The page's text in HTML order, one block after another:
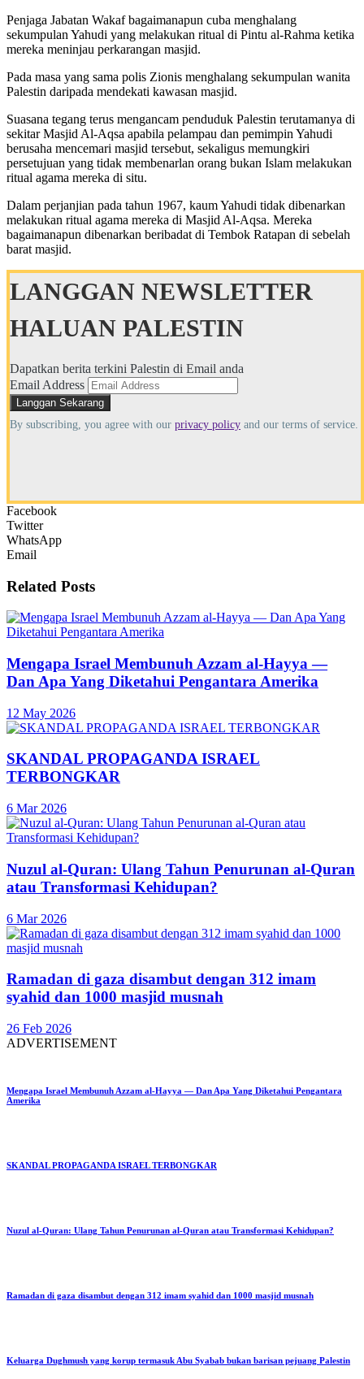
Penjaga Jabatan Wakaf bagaimanapun cuba menghalang
sekumpulan Yahudi yang melakukan ritual di Pintu al-Rahma ketika
mereka meninjau perkarangan masjid.
Pada masa yang sama polis Zionis menghalang sekumpulan wanita
Palestin daripada mendekati kawasan masjid.
Suasana tegang terus mengancam penduduk Palestin terutamanya di
sekitar Masjid Al-Aqsa apabila pelampau dan pemimpin Yahudi
berusaha mencemari masjid tersebut, sekaligus memungkiri
persetujuan yang tidak membenarlan orang bukan Islam melakukan
ritual agama mereka di situ.
Dalam perjanjian pada tahun 1967, kaum Yahudi tidak dibenarkan
melakukan ritual agama mereka di Masjid Al-Aqsa. Mereka
bagaimanapun dibenarkan beribadat di Tembok Ratapan di sebelah
barat masjid.
LANGGAN NEWSLETTER
HALUAN PALESTIN
Dapatkan berita terkini Palestin di Email anda
Email Address
By subscribing, you agree with our privacy policy and our terms of service.
Facebook
Twitter
WhatsApp
Email
Related Posts
Mengapa Israel Membunuh Azzam al-Hayya —
Dan Apa Yang Diketahui Pengantara Amerika
12 May 2026
SKANDAL PROPAGANDA ISRAEL
TERBONGKAR
6 Mar 2026
Nuzul al-Quran: Ulang Tahun Penurunan al-Quran
atau Transformasi Kehidupan?
6 Mar 2026
Ramadan di gaza disambut dengan 312 imam
syahid dan 1000 masjid musnah
26 Feb 2026
ADVERTISEMENT
Mengapa Israel Membunuh Azzam al-Hayya — Dan Apa Yang Diketahui Pengantara
Amerika
SKANDAL PROPAGANDA ISRAEL TERBONGKAR
Nuzul al-Quran: Ulang Tahun Penurunan al-Quran atau Transformasi Kehidupan?
Ramadan di gaza disambut dengan 312 imam syahid dan 1000 masjid musnah
Keluarga Dughmush yang korup termasuk Abu Syabab bukan barisan pejuang Palestin